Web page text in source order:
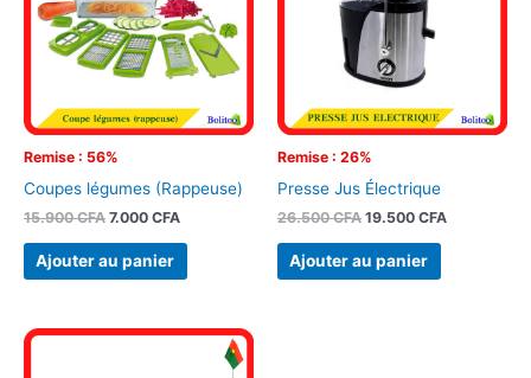
Remise : 56%
Coupes légumes (Rappeuse)
15.900CFA 7.000 CFA
Ajouter au panier
Remise : 26%
Presse Jus Électrique
26.500CFA 19.500 CFA
Ajouter au panier